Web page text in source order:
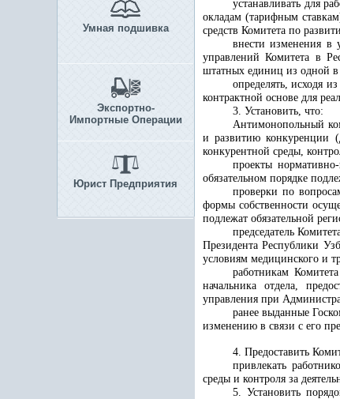
Умная подшивка
Экспортно-
Импортные Операции
Юрист Предприятия
устанавливать для
окладам (тарифным
средств Комитета по
внести изменения в
управлений Комитета в
штатных единиц из одной в
определять, исходя
контрактной основе для
3. Установить, что:
Антимонопольный
и развитию конкуренции
конкурентной среды,
проекты
обязательном порядке
проверки по
формы собственности
подлежат обязательной
председатель
Президента Республики
условиям медицинского и
работникам
начальника отдела,
управления при
ранее выданные
изменению в связи с его
4. Предоставить
привлекать
среды и контроля за
5. Установить